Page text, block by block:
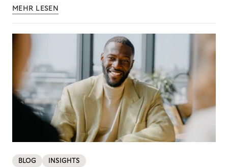
MEHR LESEN
BLOG INSIGHTS